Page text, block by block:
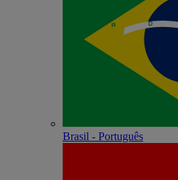
Brasil - Português